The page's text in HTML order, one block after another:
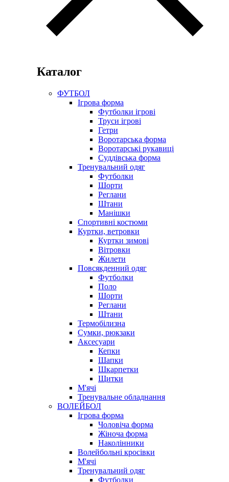
Каталог
ФУТБОЛ
Ігрова форма
Футболки ігрові
Труси ігрові
Гетри
Воротарська форма
Воротарські рукавиці
Суддівська форма
Тренувальний одяг
Футболки
Шорти
Реглани
Штани
Манішки
Спортивні костюми
Куртки, ветровки
Куртки зимові
Вітровки
Жилети
Повсякденний одяг
Футболки
Поло
Шорти
Реглани
Штани
Термобілизна
Сумки, рюкзаки
Аксесуари
Кепки
Шапки
Шкарпетки
Щитки
М'ячі
Тренувальне обладнання
ВОЛЕЙБОЛ
Ігрова форма
Чоловіча форма
Жіноча форма
Наколінники
Волейбольні кросівки
М'ячі
Тренувальний одяг
Футболки